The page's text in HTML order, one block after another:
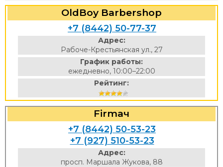
OldBoy Barbershop
+7 (8442) 50-77-37
Адрес:
Рабоче-Крестьянская ул., 27
График работы:
ежедневно, 10:00–22:00
Рейтинг:
Firmaч
+7 (8442) 50-53-23
+7 (927) 510-53-23
Адрес:
просп. Маршала Жукова, 88